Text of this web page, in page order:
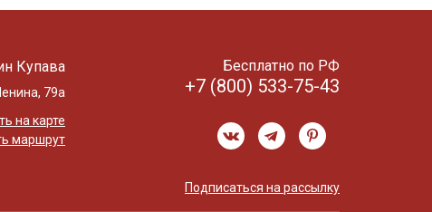
Купава
79а
на карте
маршрут
Бесплатно по РФ
+7 (800) 533-75-43
Подписаться на рассылку